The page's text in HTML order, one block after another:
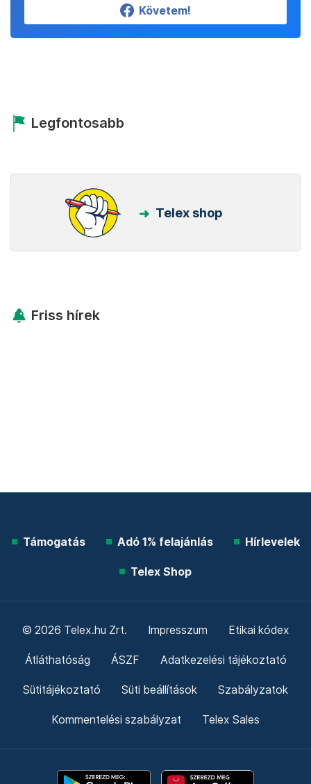
Követem!
Legfontosabb
Telex shop
Friss hírek
Támogatás Adó 1% felajánlás Hírlevelek
Telex Shop
© 2026 Telex.hu Zrt. Impresszum Etikai kódex
Átláthatóság ÁSZF Adatkezelési tájékoztató
Sütitájékoztató Süti beállítások Szabályzatok
Kommentelési szabályzat Telex Sales